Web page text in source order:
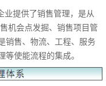
业提供了销售管理，是从
机会点发掘、销售项目管
销售、物流、工程、服务
使能流程的集成。